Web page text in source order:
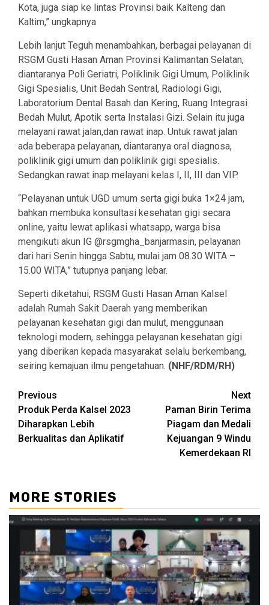
Kota, juga siap ke lintas Provinsi baik Kalteng dan
Kaltim,” ungkapnya
Lebih lanjut Teguh menambahkan, berbagai pelayanan di
RSGM Gusti Hasan Aman Provinsi Kalimantan Selatan,
diantaranya Poli Geriatri, Poliklinik Gigi Umum, Poliklinik
Gigi Spesialis, Unit Bedah Sentral, Radiologi Gigi,
Laboratorium Dental Basah dan Kering, Ruang Integrasi
Bedah Mulut, Apotik serta Instalasi Gizi. Selain itu juga
melayani rawat jalan,dan rawat inap. Untuk rawat jalan
ada beberapa pelayanan, diantaranya oral diagnosa,
poliklinik gigi umum dan poliklinik gigi spesialis.
Sedangkan rawat inap melayani kelas I, II, III dan VIP.
“Pelayanan untuk UGD umum serta gigi buka 1×24 jam,
bahkan membuka konsultasi kesehatan gigi secara
online, yaitu lewat aplikasi whatsapp, warga bisa
mengikuti akun IG @rsgmgha_banjarmasin, pelayanan
dari hari Senin hingga Sabtu, mulai jam 08.30 WITA –
15.00 WITA,” tutupnya panjang lebar.
Seperti diketahui, RSGM Gusti Hasan Aman Kalsel
adalah Rumah Sakit Daerah yang memberikan
pelayanan kesehatan gigi dan mulut, menggunaan
teknologi modern, sehingga pelayanan kesehatan gigi
yang diberikan kepada masyarakat selalu berkembang,
seiring kemajuan ilmu pengetahuan. (NHF/RDM/RH)
Continue
Reading
Previous
Produk Perda Kalsel 2023
Diharapkan Lebih
Berkualitas dan Aplikatif
Next
Paman Birin Terima
Piagam dan Medali
Kejuangan 9 Windu
Kemerdekaan RI
MORE STORIES